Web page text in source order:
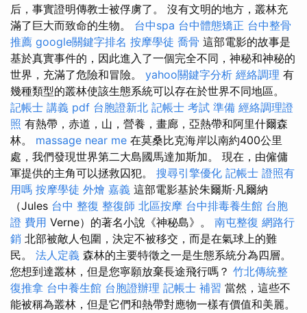
后，事實證明傳教士被俘虜了。 沒有文明的地方，叢林充
滿了巨大而致命的生物。 台中spa 台中體態矯正 台中整骨
推薦 google關鍵字排名 按摩學徒 喬骨 這部電影的故事是
基於真實事件的，因此進入了一個完全不同，神秘和神秘的
世界，充滿了危險和冒險。 yahoo關鍵字分析 經絡調理 有
幾種類型的叢林使該生態系統可以存在於世界不同地區。
記帳士 講義 pdf 台胞證新北 記帳士 考試 準備 經絡調理證
照 有熱帶，赤道，山，營養，畫廊，亞熱帶和阿里什爾森
林。 massage near me 在莫桑比克海岸以南約400公里
處，我們發現世界第二大島國馬達加斯加。 現在，由僱傭
軍提供的主角可以拯救囚犯。 搜尋引擎優化 記帳士 證照有
用嗎 按摩學徒 外燴 嘉義 這部電影基於朱爾斯·凡爾納
（Jules 台中 整復 整復師 北區按摩 台中排毒養生館 台胞
證 費用 Verne）的著名小說《神秘島》。 南屯整復 網路行
銷 北部被敵人包圍，決定不被移交，而是在氣球上的難
民。 法人定義 森林的主要特徵之一是生態系統分為四層。
您想到達叢林，但是您寧願放棄長途飛行嗎？ 竹北傳統整
復推拿 台中養生館 台胞證辦理 記帳士 補習 當然，這些不
能被稱為叢林，但是它們和熱帶對應物一樣有價值和美麗。